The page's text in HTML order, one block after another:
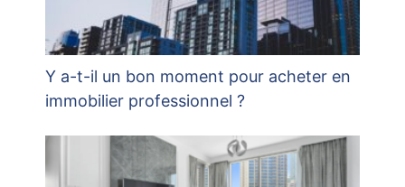
Y a-t-il un bon moment pour acheter en
immobilier professionnel ?